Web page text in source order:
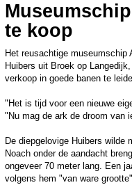
te koop
Het reusachtige
Huibers uit Broek op
verkoop in goede banen te
"Het is tijd voor een nieuwe
"Nu mag de ark de droom van
De diepgelovige Huibers
Noach onder de aandacht
ongeveer 70 meter lang. Een
volgens hem "van ware